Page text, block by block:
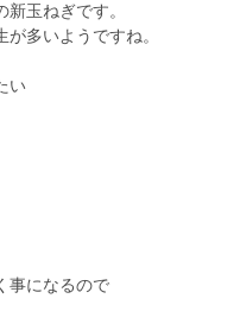
玉ねぎです。
多いようですね。
い
事になるので